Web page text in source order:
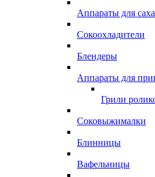
Аппараты для
Сокоохладители
Блендеры
Аппараты для
Грили
Соковыжималки
Блинницы
Вафельницы